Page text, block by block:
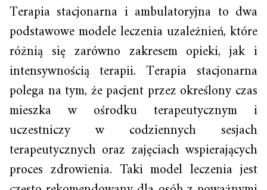
Terapia stacjonarna i ambulatoryjna to dwa
podstawowe modele leczenia uzależnień, które
różnią się zarówno zakresem opieki, jak i
intensywnością terapii. Terapia stacjonarna
polega na tym, że pacjent przez określony czas
mieszka w ośrodku terapeutycznym i
uczestniczy w codziennych sesjach
terapeutycznych oraz zajęciach wspierających
proces zdrowienia. Taki model leczenia jest